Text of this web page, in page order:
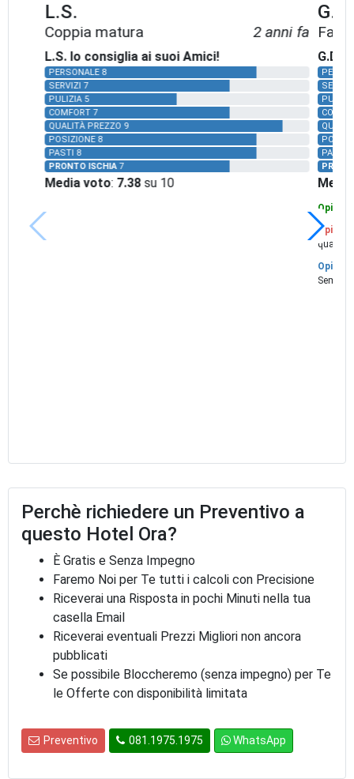
L.S.
Coppia matura 2 anni fa
L.S. lo consiglia ai suoi Amici!
PERSONALE 8
SERVIZI 7
PULIZIA 5
COMFORT 7
QUALITÀ PREZZO 9
POSIZIONE 8
PASTI 8
PRONTO ISCHIA7
Media voto: 7.38su 10
G.D.
G.D.
PASTI 5
qualità.
Sempre
Perchè richiedere un Preventivo a
questo Hotel Ora?
È Gratis e Senza Impegno
Faremo Noi per Te tutti i calcoli con Precisione
Riceverai una Risposta in pochi Minuti nella tua
casella Email
Riceverai eventuali Prezzi Migliori non ancora
pubblicati
Se possibile Bloccheremo (senza impegno) per Te
le Offerte con disponibilità limitata
Preventivo 081.1975.1975 WhatsApp